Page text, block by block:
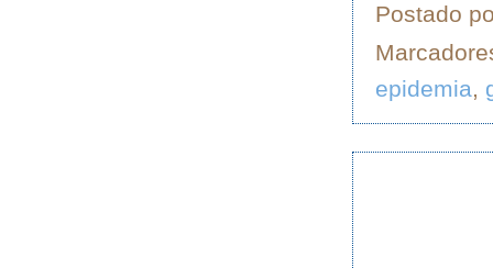
Postado
epidemia